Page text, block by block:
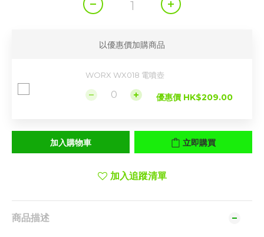
以優惠價加購商品
WORX WX018 電噴壺
優惠價 HK$209.00
加入購物車 立即購買
加入追蹤清單
商品描述